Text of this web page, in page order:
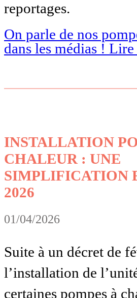
reportages.
On parle de nos
dans les médias ! Lire
INSTALLATION
CHALEUR : UNE
SIMPLIFICATION
2026
01/04/2026
Suite à un décret de
l’installation de
certaines pompes à